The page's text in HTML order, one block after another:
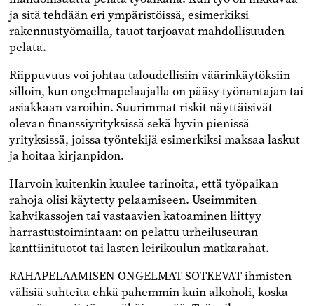
ja sitä tehdään eri ympäristöissä, esimerkiksi
rakennustyömailla, tauot tarjoavat mahdollisuuden
pelata.
Riippuvuus voi johtaa taloudellisiin väärinkäytöksiin
silloin, kun ongelmapelaajalla on pääsy työnantajan tai
asiakkaan varoihin. Suurimmat riskit näyttäisivät
olevan finanssiyrityksissä sekä hyvin pienissä
yrityksissä, joissa työntekijä esimerkiksi maksaa laskut
ja hoitaa kirjanpidon.
Harvoin kuitenkin kuulee tarinoita, että työpaikan
rahoja olisi käytetty pelaamiseen. Useimmiten
kahvikassojen tai vastaavien katoaminen liittyy
harrastustoimintaan: on pelattu urheiluseuran
kanttiinituotot tai lasten leirikoulun matkarahat.
RAHAPELAAMISEN ONGELMAT SOTKEVAT ihmisten
välisiä suhteita ehkä pahemmin kuin alkoholi, koska